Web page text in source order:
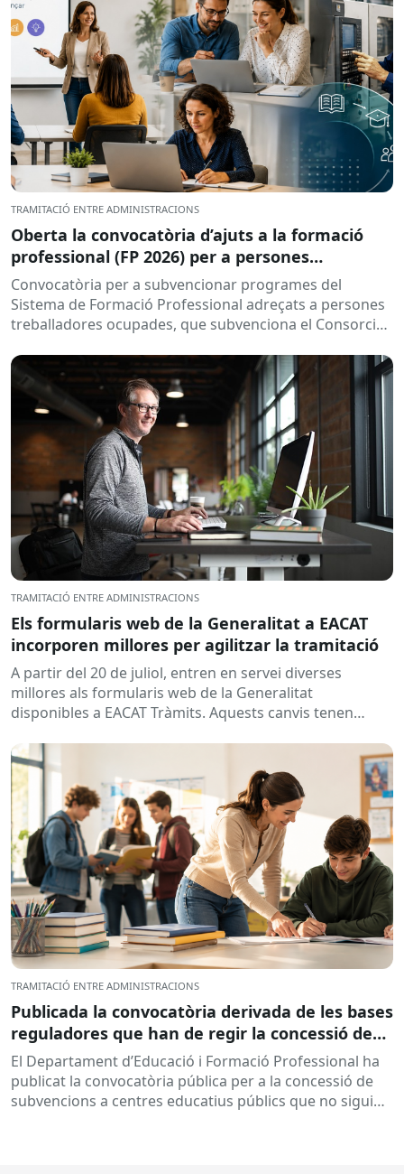
TRAMITACIÓ ENTRE ADMINISTRACIONS
Oberta la convocatòria d’ajuts a la formació
professional (FP 2026) per a persones
treballadores ocupades
Convocatòria per a subvencionar programes del
Sistema de Formació Professional adreçats a persones
treballadores ocupades, que subvenciona el Consorci
TRAMITACIÓ ENTRE ADMINISTRACIONS
Els formularis web de la Generalitat a EACAT
incorporen millores per agilitzar la tramitació
A partir del 20 de juliol, entren en servei diverses
millores als formularis web de la Generalitat
disponibles a EACAT Tràmits. Aquests canvis tenen
TRAMITACIÓ ENTRE ADMINISTRACIONS
Publicada la convocatòria derivada de les bases
reguladores que han de regir la concessió de
subvencions a centres educatius, per al
desenvolupament de programes de formació i
inserció, durant el curs 2026-2027
El Departament d’Educació i Formació Professional ha
publicat la convocatòria pública per a la concessió de
subvencions a centres educatius públics que no siguin